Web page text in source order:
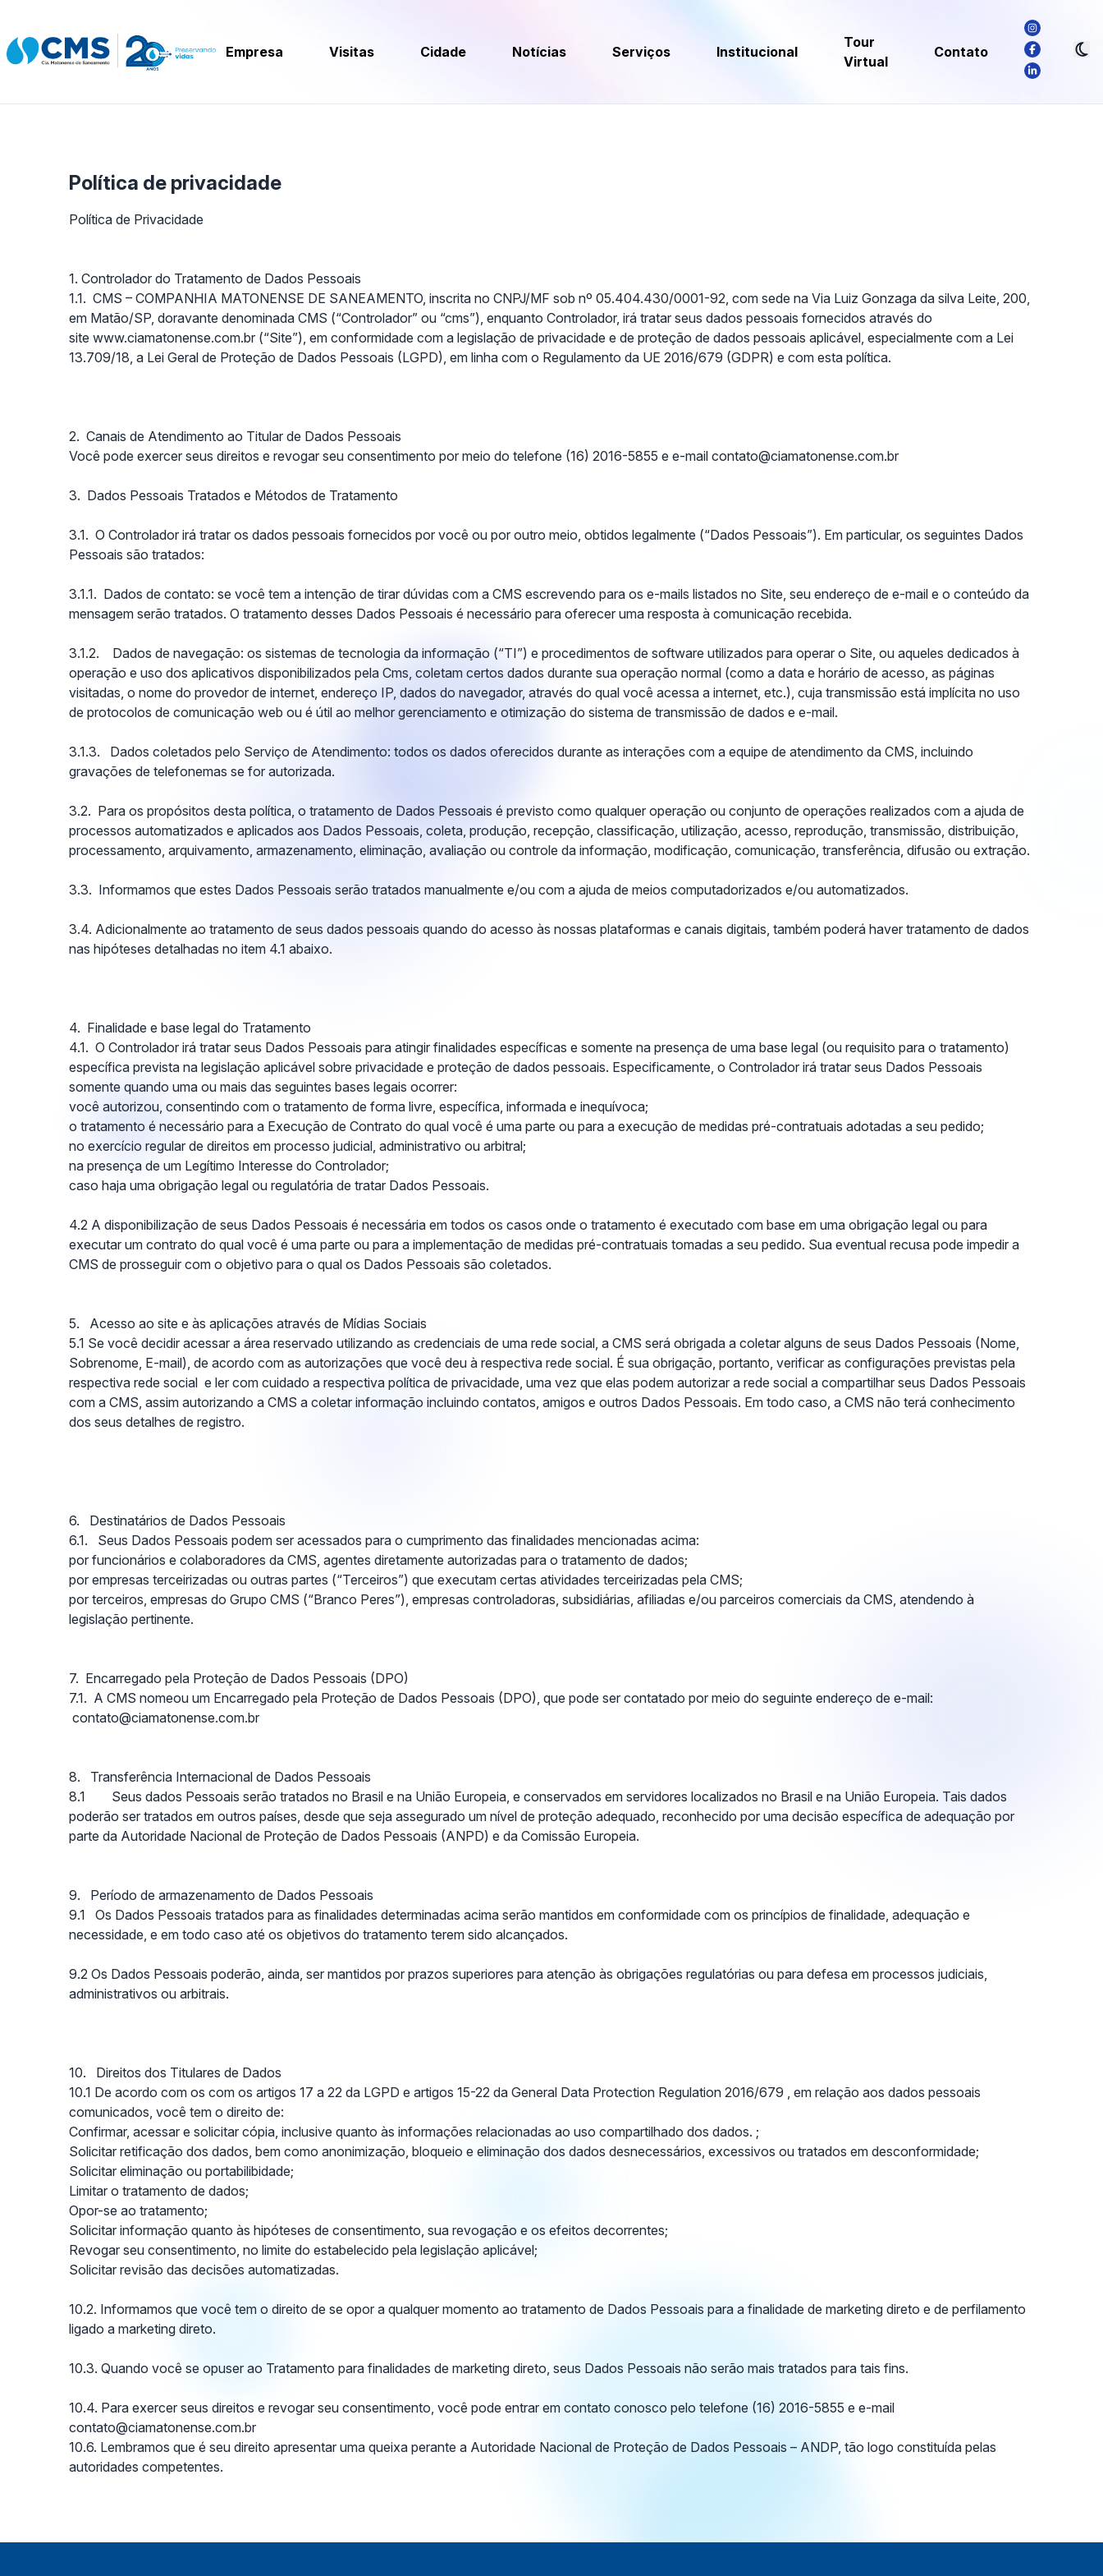
Empresa Visitas Cidade Notícias Serviços Institucional
Tour
Virtual
Contato
Política de privacidade
Política de Privacidade
1. Controlador do Tratamento de Dados Pessoais
1.1. CMS – COMPANHIA MATONENSE DE SANEAMENTO, inscrita no CNPJ/MF sob nº 05.404.430/0001-92, com sede na Via Luiz Gonzaga da silva Leite, 200,
em Matão/SP, doravante denominada CMS (“Controlador” ou “cms”), enquanto Controlador, irá tratar seus dados pessoais fornecidos através do
site www.ciamatonense.com.br (“Site”), em conformidade com a legislação de privacidade e de proteção de dados pessoais aplicável, especialmente com a Lei
13.709/18, a Lei Geral de Proteção de Dados Pessoais (LGPD), em linha com o Regulamento da UE 2016/679 (GDPR) e com esta política.
2. Canais de Atendimento ao Titular de Dados Pessoais
Você pode exercer seus direitos e revogar seu consentimento por meio do telefone (16) 2016-5855 e e-mail contato@ciamatonense.com.br
3. Dados Pessoais Tratados e Métodos de Tratamento
3.1. O Controlador irá tratar os dados pessoais fornecidos por você ou por outro meio, obtidos legalmente (“Dados Pessoais”). Em particular, os seguintes Dados
Pessoais são tratados:
3.1.1. Dados de contato: se você tem a intenção de tirar dúvidas com a CMS escrevendo para os e-mails listados no Site, seu endereço de e-mail e o conteúdo da
mensagem serão tratados. O tratamento desses Dados Pessoais é necessário para oferecer uma resposta à comunicação recebida.
3.1.2. Dados de navegação: os sistemas de tecnologia da informação (“TI”) e procedimentos de software utilizados para operar o Site, ou aqueles dedicados à
operação e uso dos aplicativos disponibilizados pela Cms, coletam certos dados durante sua operação normal (como a data e horário de acesso, as páginas
visitadas, o nome do provedor de internet, endereço IP, dados do navegador, através do qual você acessa a internet, etc.), cuja transmissão está implícita no uso
de protocolos de comunicação web ou é útil ao melhor gerenciamento e otimização do sistema de transmissão de dados e e-mail.
3.1.3. Dados coletados pelo Serviço de Atendimento: todos os dados oferecidos durante as interações com a equipe de atendimento da CMS, incluindo
gravações de telefonemas se for autorizada.
3.2. Para os propósitos desta política, o tratamento de Dados Pessoais é previsto como qualquer operação ou conjunto de operações realizados com a ajuda de
processos automatizados e aplicados aos Dados Pessoais, coleta, produção, recepção, classificação, utilização, acesso, reprodução, transmissão, distribuição,
processamento, arquivamento, armazenamento, eliminação, avaliação ou controle da informação, modificação, comunicação, transferência, difusão ou extração.
3.3. Informamos que estes Dados Pessoais serão tratados manualmente e/ou com a ajuda de meios computadorizados e/ou automatizados.
3.4. Adicionalmente ao tratamento de seus dados pessoais quando do acesso às nossas plataformas e canais digitais, também poderá haver tratamento de dados
nas hipóteses detalhadas no item 4.1 abaixo.
4. Finalidade e base legal do Tratamento
4.1. O Controlador irá tratar seus Dados Pessoais para atingir finalidades específicas e somente na presença de uma base legal (ou requisito para o tratamento)
específica prevista na legislação aplicável sobre privacidade e proteção de dados pessoais. Especificamente, o Controlador irá tratar seus Dados Pessoais
somente quando uma ou mais das seguintes bases legais ocorrer:
você autorizou, consentindo com o tratamento de forma livre, específica, informada e inequívoca;
o tratamento é necessário para a Execução de Contrato do qual você é uma parte ou para a execução de medidas pré-contratuais adotadas a seu pedido;
no exercício regular de direitos em processo judicial, administrativo ou arbitral;
na presença de um Legítimo Interesse do Controlador;
caso haja uma obrigação legal ou regulatória de tratar Dados Pessoais.
4.2 A disponibilização de seus Dados Pessoais é necessária em todos os casos onde o tratamento é executado com base em uma obrigação legal ou para
executar um contrato do qual você é uma parte ou para a implementação de medidas pré-contratuais tomadas a seu pedido. Sua eventual recusa pode impedir a
CMS de prosseguir com o objetivo para o qual os Dados Pessoais são coletados.
5. Acesso ao site e às aplicações através de Mídias Sociais
5.1 Se você decidir acessar a área reservado utilizando as credenciais de uma rede social, a CMS será obrigada a coletar alguns de seus Dados Pessoais (Nome,
Sobrenome, E-mail), de acordo com as autorizações que você deu à respectiva rede social. É sua obrigação, portanto, verificar as configurações previstas pela
respectiva rede social e ler com cuidado a respectiva política de privacidade, uma vez que elas podem autorizar a rede social a compartilhar seus Dados Pessoais
com a CMS, assim autorizando a CMS a coletar informação incluindo contatos, amigos e outros Dados Pessoais. Em todo caso, a CMS não terá conhecimento
dos seus detalhes de registro.
6. Destinatários de Dados Pessoais
6.1. Seus Dados Pessoais podem ser acessados para o cumprimento das finalidades mencionadas acima:
por funcionários e colaboradores da CMS, agentes diretamente autorizadas para o tratamento de dados;
por empresas terceirizadas ou outras partes (“Terceiros”) que executam certas atividades terceirizadas pela CMS;
por terceiros, empresas do Grupo CMS (“Branco Peres”), empresas controladoras, subsidiárias, afiliadas e/ou parceiros comerciais da CMS, atendendo à
legislação pertinente.
7. Encarregado pela Proteção de Dados Pessoais (DPO)
7.1. A CMS nomeou um Encarregado pela Proteção de Dados Pessoais (DPO), que pode ser contatado por meio do seguinte endereço de e-mail:
contato@ciamatonense.com.br
8. Transferência Internacional de Dados Pessoais
8.1 Seus dados Pessoais serão tratados no Brasil e na União Europeia, e conservados em servidores localizados no Brasil e na União Europeia. Tais dados
poderão ser tratados em outros países, desde que seja assegurado um nível de proteção adequado, reconhecido por uma decisão específica de adequação por
parte da Autoridade Nacional de Proteção de Dados Pessoais (ANPD) e da Comissão Europeia.
9. Período de armazenamento de Dados Pessoais
9.1 Os Dados Pessoais tratados para as finalidades determinadas acima serão mantidos em conformidade com os princípios de finalidade, adequação e
necessidade, e em todo caso até os objetivos do tratamento terem sido alcançados.
9.2 Os Dados Pessoais poderão, ainda, ser mantidos por prazos superiores para atenção às obrigações regulatórias ou para defesa em processos judiciais,
administrativos ou arbitrais.
10. Direitos dos Titulares de Dados
10.1 De acordo com os com os artigos 17 a 22 da LGPD e artigos 15-22 da General Data Protection Regulation 2016/679 , em relação aos dados pessoais
comunicados, você tem o direito de:
Confirmar, acessar e solicitar cópia, inclusive quanto às informações relacionadas ao uso compartilhado dos dados. ;
Solicitar retificação dos dados, bem como anonimização, bloqueio e eliminação dos dados desnecessários, excessivos ou tratados em desconformidade;
Solicitar eliminação ou portabilibidade;
Limitar o tratamento de dados;
Opor-se ao tratamento;
Solicitar informação quanto às hipóteses de consentimento, sua revogação e os efeitos decorrentes;
Revogar seu consentimento, no limite do estabelecido pela legislação aplicável;
Solicitar revisão das decisões automatizadas.
10.2. Informamos que você tem o direito de se opor a qualquer momento ao tratamento de Dados Pessoais para a finalidade de marketing direto e de perfilamento
ligado a marketing direto.
10.3. Quando você se opuser ao Tratamento para finalidades de marketing direto, seus Dados Pessoais não serão mais tratados para tais fins.
10.4. Para exercer seus direitos e revogar seu consentimento, você pode entrar em contato conosco pelo telefone (16) 2016-5855 e e-mail
contato@ciamatonense.com.br
​10.6. Lembramos que é seu direito apresentar uma queixa perante a Autoridade Nacional de Proteção de Dados Pessoais – ANDP, tão logo constituída pelas
autoridades competentes.​​